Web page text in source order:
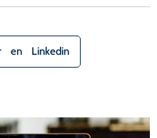
en Linkedin